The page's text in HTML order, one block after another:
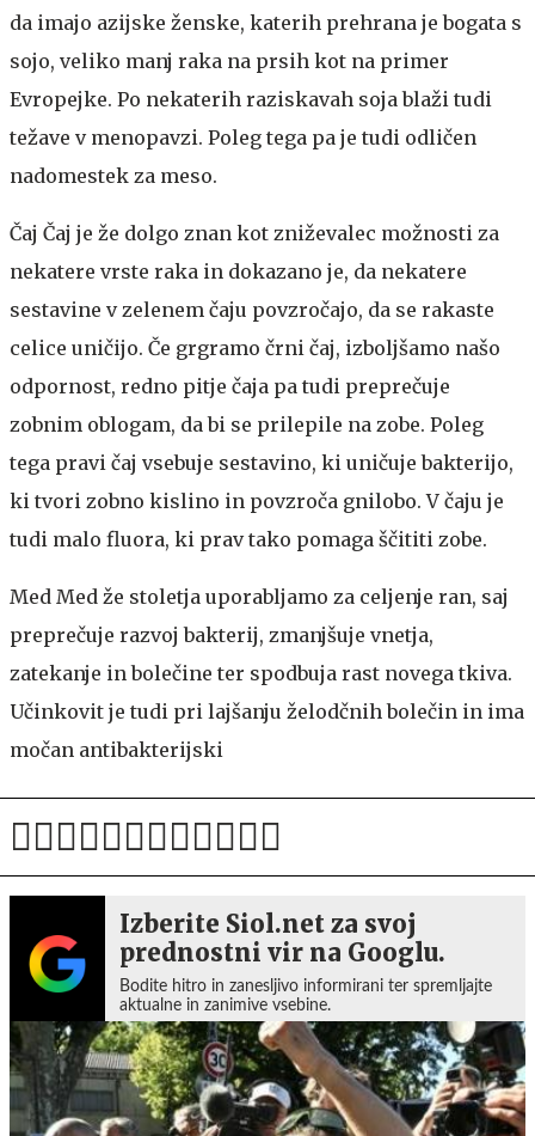
da imajo azijske ženske, katerih prehrana je bogata s
sojo, veliko manj raka na prsih kot na primer
Evropejke. Po nekaterih raziskavah soja blaži tudi
težave v menopavzi. Poleg tega pa je tudi odličen
nadomestek za meso.
Čaj Čaj je že dolgo znan kot zniževalec možnosti za
nekatere vrste raka in dokazano je, da nekatere
sestavine v zelenem čaju povzročajo, da se rakaste
celice uničijo. Če grgramo črni čaj, izboljšamo našo
odpornost, redno pitje čaja pa tudi preprečuje
zobnim oblogam, da bi se prilepile na zobe. Poleg
tega pravi čaj vsebuje sestavino, ki uničuje bakterijo,
ki tvori zobno kislino in povzroča gnilobo. V čaju je
tudi malo fluora, ki prav tako pomaga ščititi zobe.
Med Med že stoletja uporabljamo za celjenje ran, saj
preprečuje razvoj bakterij, zmanjšuje vnetja,
zatekanje in bolečine ter spodbuja rast novega tkiva.
Učinkovit je tudi pri lajšanju želodčnih bolečin in ima
močan antibakterijski
Izberite Siol.net za svoj
prednostni vir na Googlu.
Bodite hitro in zanesljivo informirani ter spremljajte
aktualne in zanimive vsebine.